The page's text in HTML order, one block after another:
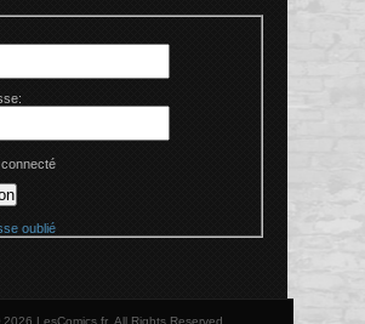
oublié
LesComics.fr, All Rights Reserved.